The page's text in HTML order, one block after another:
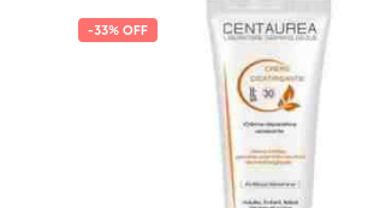
-33% OFF